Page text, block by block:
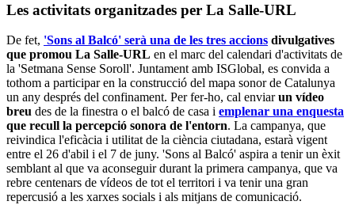
Les activitats organitzades per La Salle-URL
De fet, 'Sons al Balcó' serà una de les tres accions divulgatives
que promou La Salle-URL en el marc del calendari d'activitats de
la 'Setmana Sense Soroll'. Juntament amb ISGlobal, es convida a
tothom a participar en la construcció del mapa sonor de Catalunya
un any després del confinament. Per fer-ho, cal enviarun vídeo
breu des de la finestra o el balcó de casa i emplenar una enquesta
que recull la percepció sonora de l'entorn. La campanya, que
reivindica l'eficàcia i utilitat de la ciència ciutadana, estarà vigent
entre el 26 d'abil i el 7 de juny. 'Sons al Balcó' aspira a tenir un èxit
semblant al que va aconseguir durant la primera campanya, que va
rebre centenars de vídeos de tot el territori i va tenir una gran
repercusió a les xarxes socials i als mitjans de comunicació.